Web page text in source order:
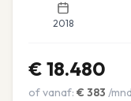
2018
€ 18.480
of vanaf: € 383 /mnd